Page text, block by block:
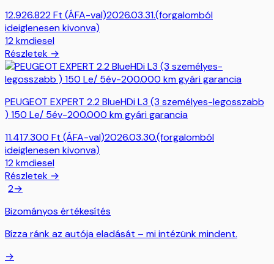
12.926.822Ft (ÁFA-val)2026.03.31.(forgalomból
ideiglenesen kivonva)
12kmdiesel
Részletek →
PEUGEOT EXPERT 2.2 BlueHDi L3 (3 személyes-legosszabb
) 150 Le/ 5év-200.000 km gyári garancia
11.417.300 Ft (ÁFA-val)2026.03.30.(forgalomból
ideiglenesen kivonva)
12kmdiesel
Részletek →
2→
Bizományos értékesítés
Bízza ránk az autója eladását – mi intézünk mindent.
→